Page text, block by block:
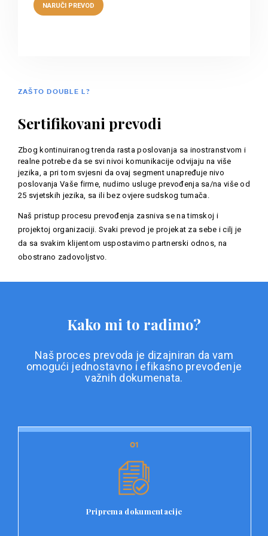
ZAŠTO DOUBLE L?
Sertifikovani prevodi
Zbog kontinuiranog trenda rasta poslovanja sa inostranstvom i
realne potrebe da se svi nivoi komunikacije odvijaju na više
jezika, a pri tom svjesni da ovaj segment unapređuje nivo
poslovanja Vaše firme, nudimo usluge prevođenja sa/na više od
25 svjetskih jezika, sa ili bez ovjere sudskog tumača.
Naš pristup procesu prevođenja zasniva se na timskoj i
projektoj organizaciji. Svaki prevod je projekat za sebe i cilj je
da sa svakim klijentom uspostavimo partnerski odnos, na
obostrano zadovoljstvo.
Kako mi to radimo?
Naš proces prevoda je dizajniran da vam
omogući jednostavno i efikasno prevođenje
važnih dokumenata.
01
Priprema dokumentacije
01
Prvi korak u našem procesu prevoda je priprema
dokumentacije. Korisnici jednostavno učitavaju svoje
dokumenta, kao i specifične zahtjeve za prevod.